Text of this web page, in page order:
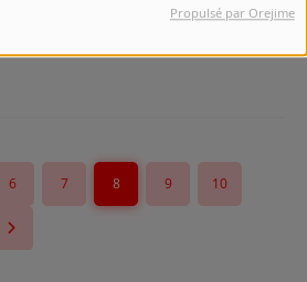
Propulsé par Orejime
6 7 8 9 10